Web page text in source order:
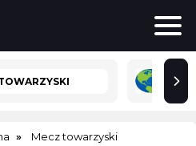
Mecz towarzyski